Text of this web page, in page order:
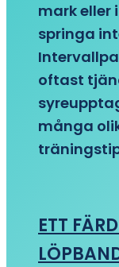
mark eller
springa
oftast
många
ETT